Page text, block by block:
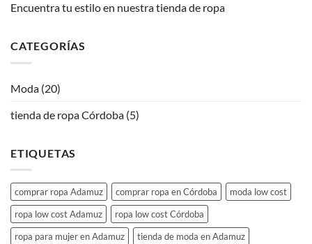
Encuentra tu estilo en nuestra tienda de ropa
CATEGORÍAS
Moda (20)
tienda de ropa Córdoba (5)
ETIQUETAS
comprar ropa Adamuz comprar ropa en Córdoba
moda low cost
ropa low cost Adamuz
ropa low cost Córdoba
ropa para mujer en Adamuz
tienda de moda en Adamuz